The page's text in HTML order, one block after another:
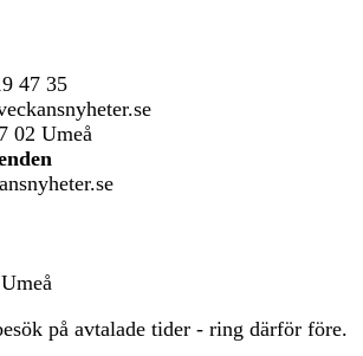
47 35
02 Umeå
på avtalade tider - ring därför före.